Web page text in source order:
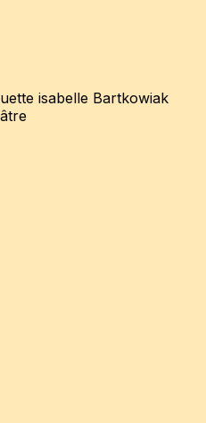
: Cocktail-bénéfice